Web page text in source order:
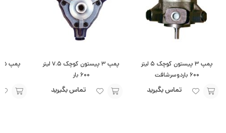
پمپ ۳ پیستون کوچک ۵ لیتر
۶۰۰ باردوسرشافت
تماس بگیرید
پمپ ۳ پیستون کوچک ۷.۵ لیتر
۶۰۰ بار
تماس بگیرید